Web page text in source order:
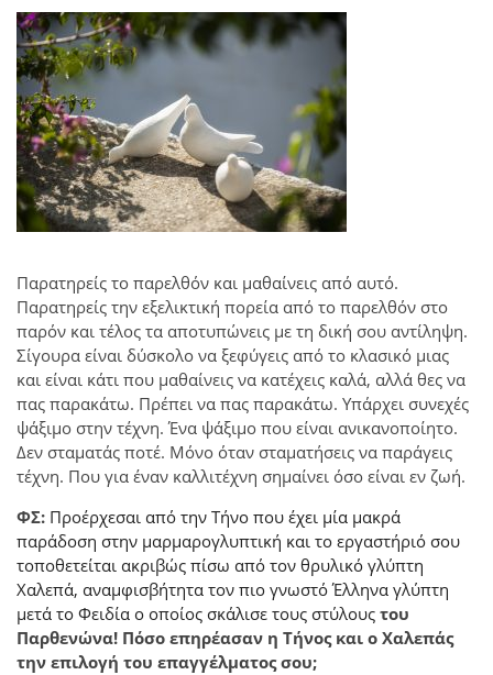
Παρατηρείς το παρελθόν και μαθαίνεις από αυτό.
Παρατηρείς την εξελικτική πορεία από το παρελθόν στο
παρόν και τέλος τα αποτυπώνεις με τη δική σου αντίληψη.
Σίγουρα είναι δύσκολο να ξεφύγεις από το κλασικό μιας
και είναι κάτι που μαθαίνεις να κατέχεις καλά, αλλά θες να
πας παρακάτω. Πρέπει να πας παρακάτω. Υπάρχει συνεχές
ψάξιμο στην τέχνη. Ένα ψάξιμο που είναι ανικανοποίητο.
Δεν σταματάς ποτέ. Μόνο όταν σταματήσεις να παράγεις
τέχνη. Που για έναν καλλιτέχνη σημαίνει όσο είναι εν ζωή.
ΦΣ: Προέρχεσαι από την Τήνο που έχει μία μακρά
παράδοση στην μαρμαρογλυπτική και το εργαστήριό σου
τοποθετείται ακριβώς πίσω από τον θρυλικό γλύπτη
Χαλεπά, αναμφισβήτητα τον πιο γνωστό Έλληνα γλύπτη
μετά το Φειδία ο οποίος σκάλισε τους στύλους του
Παρθενώνα! Πόσο επηρέασαν η Τήνος και ο Χαλεπάς
την επιλογή του επαγγέλματος σου;